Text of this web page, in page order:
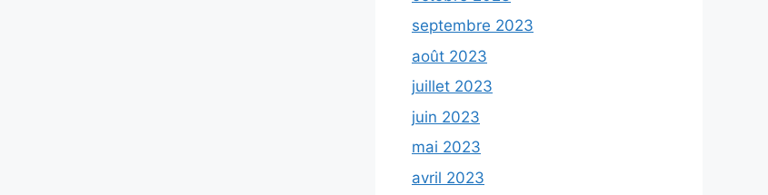
septembre 2023
août 2023
juillet 2023
juin 2023
mai 2023
avril 2023